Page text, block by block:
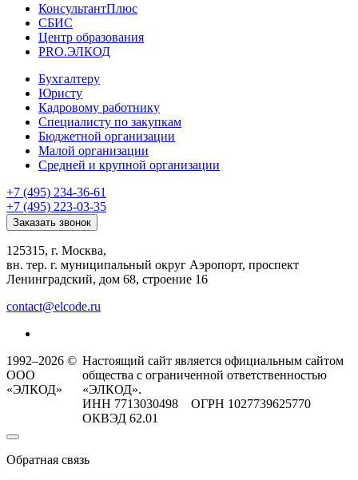
КонсультантПлюс
СБИС
Центр образования
PRO.ЭЛКОД
Бухгалтеру
Юристу
Кадровому работнику
Специалисту по закупкам
Бюджетной организации
Малой организации
Средней и крупной организации
+7 (495) 234-36-61
+7 (495) 223-03-35
Заказать звонок
125315, г. Москва,
вн. тер. г. муниципальный округ Аэропорт, проспект
Ленинградский, дом 68, строение 16
contact@elcode.ru
1992–2026 ©
ООО
«ЭЛКОД»
Настоящий сайт является официальным сайтом
общества с ограниченной ответственностью
«ЭЛКОД».
ИНН 7713030498 ОГРН 1027739625770
ОКВЭД 62.01
Обратная связь